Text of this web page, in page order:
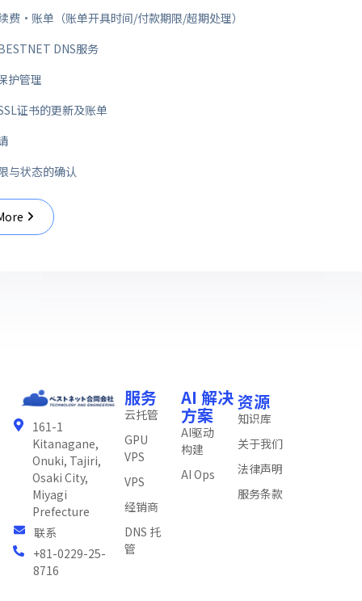
费·账单（账单开具时间/付款期限/超期处理）
DNS服务
护管理
证书的更新及账单
与状态的确认
161-1
Kitanagane,
Onuki, Tajiri,
Osaki City,
Miyagi
Prefecture
联系
+81-0229-25-
8716
服务
云托管
GPU
VPS
VPS
经销商
DNS 托
管
AI 解决
方案
AI驱动
构建
AI Ops
资源
知识库
关于我们
法律声明
服务条款